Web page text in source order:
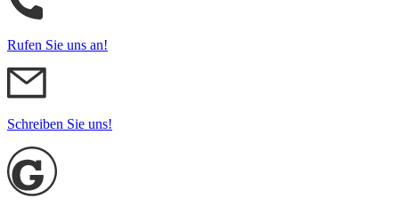
Rufen Sie uns an!
Schreiben Sie uns!